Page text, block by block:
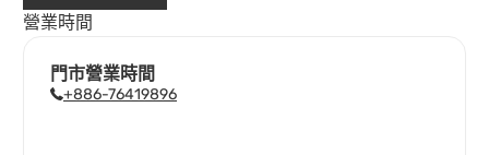
營業時間
門市營業時間
+886-76419896